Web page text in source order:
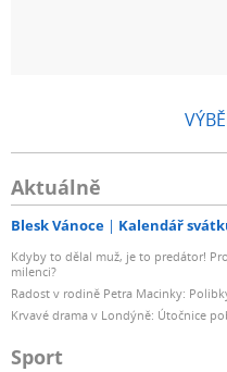
Aktuálně
Blesk Vánoce Kalendář
Kdyby to dělal muž, je to predátor!
milenci?
Radost v rodině Petra Macinky:
Krvavé drama v Londýně: Útočnice
Sport